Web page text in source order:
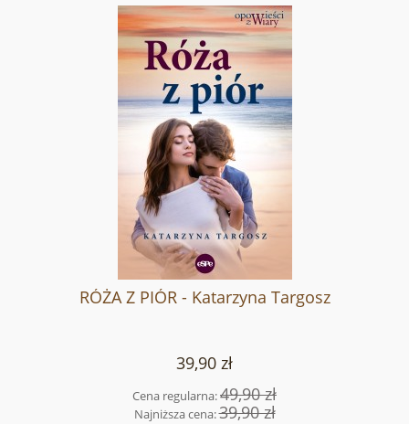
RÓŻA Z PIÓR - Katarzyna Targosz
39,90 zł
Cena regularna:49,90 zł
Najniższa cena:39,90 zł